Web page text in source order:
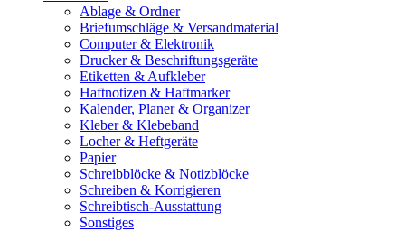
Ablage & Ordner
Briefumschläge & Versandmaterial
Computer & Elektronik
Drucker & Beschriftungsgeräte
Etiketten & Aufkleber
Haftnotizen & Haftmarker
Kalender, Planer & Organizer
Kleber & Klebeband
Locher & Heftgeräte
Papier
Schreibblöcke & Notizblöcke
Schreiben & Korrigieren
Schreibtisch-Ausstattung
Sonstiges